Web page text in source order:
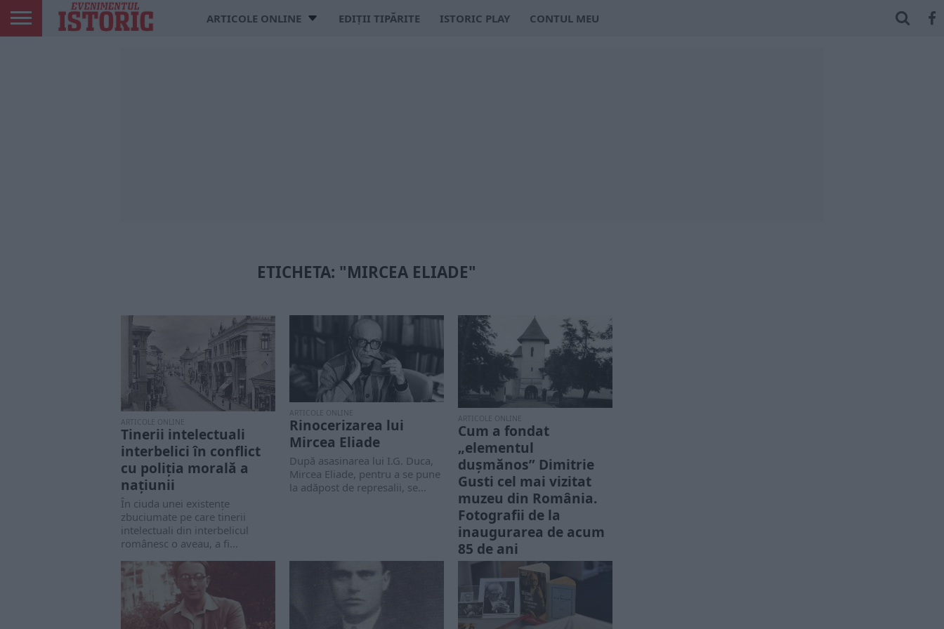
ARTICOLE ONLINE EDIȚII TIPĂRITE ISTORIC PLAY CONTUL MEU
ETICHETA: "MIRCEA ELIADE"
ARTICOLE ONLINE
Tinerii intelectuali
interbelici în conflict
cu poliția morală a
națiunii
În ciuda unei existențe
zbuciumate pe care tinerii
intelectuali din interbelicul
românesc o aveau, a fi...
ARTICOLE ONLINE
Rinocerizarea lui
Mircea Eliade
După asasinarea lui I.G. Duca,
Mircea Eliade, pentru a se pune
la adăpost de represalii, se...
ARTICOLE ONLINE
Cum a fondat
„elementul
dușmănos” Dimitrie
Gusti cel mai vizitat
muzeu din România.
Fotografii de la
inaugurarea de acum
85 de ani
Pe 17 mai 1936 avea loc
inaugurarea pentru marele
public a Muzeul Satului
Românesc, actualul Muzeul...